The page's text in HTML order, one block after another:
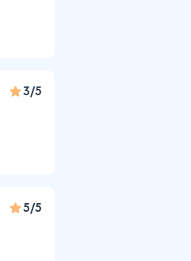
3/5
5/5